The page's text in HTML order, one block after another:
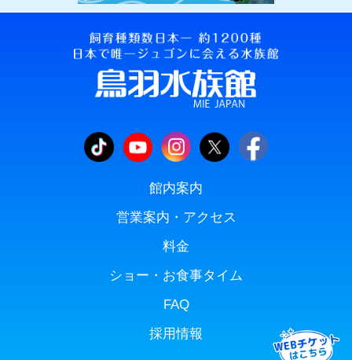
館内案内
営業案内・アクセス
料金
ショー・お食事タイム
FAQ
採用情報